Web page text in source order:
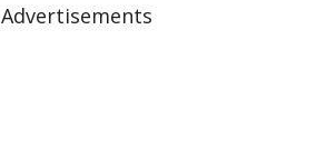
Advertisements